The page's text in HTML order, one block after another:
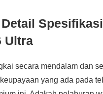
Ultra
secara mendalam dan
yang ada pada